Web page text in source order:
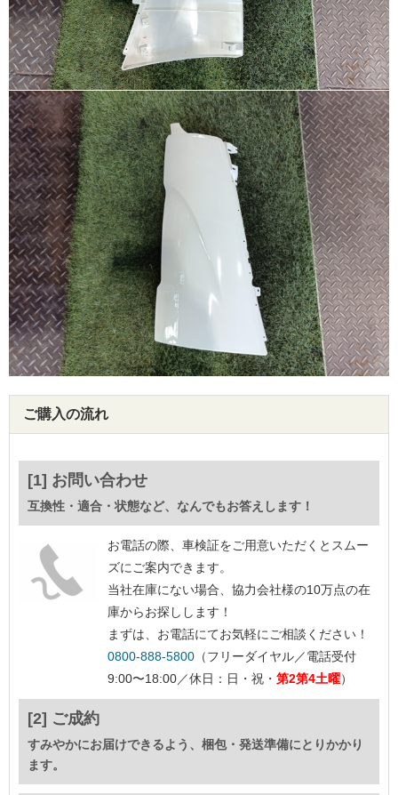
ご購入の流れ
[1] お問い合わせ
互換性・適合・状態など、なんでもお答えします！
お電話の際、車検証をご用意いただくとスムー
ズにご案内できます。
当社在庫にない場合、協力会社様の10万点の在
庫からお探しします！
まずは、お電話にてお気軽にご相談ください！
0800-888-5800 （フリーダイヤル／電話受付
9:00〜18:00／休日：日・祝・ 第2第4土曜）
[2] ご成約
すみやかにお届けできるよう、梱包・発送準備にとりかかり
ます。